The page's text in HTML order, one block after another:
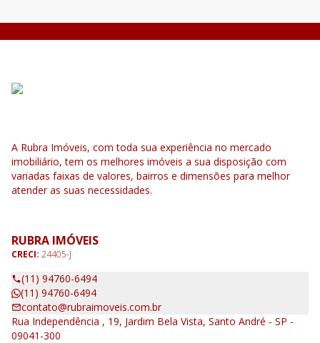
A Rubra Imóveis, com toda sua experiência no mercado
imobiliário, tem os melhores imóveis a sua disposição com
variadas faixas de valores, bairros e dimensões para melhor
atender as suas necessidades.
RUBRA IMÓVEIS
CRECI: 24405-J
(11) 94760-6494
(11) 94760-6494
contato@rubraimoveis.com.br
Rua Independência , 19, Jardim Bela Vista, Santo André - SP -
09041-300